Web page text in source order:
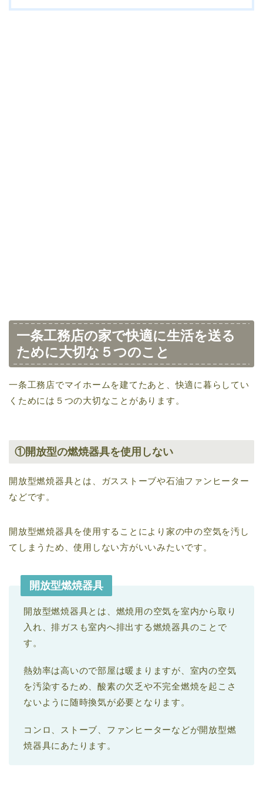
一条工務店の家で快適に生活を送る
ために大切な５つのこと
一条工務店でマイホームを建てたあと、快適に暮らしてい
くためには５つの大切なことがあります。
①開放型の燃焼器具を使用しない
開放型燃焼器具とは、ガスストーブや石油ファンヒーター
などです。
開放型燃焼器具を使用することにより家の中の空気を汚し
てしまうため、使用しない方がいいみたいです。
開放型燃焼器具
開放型燃焼器具とは、燃焼用の空気を室内から取り
入れ、排ガスも室内へ排出する燃焼器具のことで
す。
熱効率は高いので部屋は暖まりますが、室内の空気
を汚染するため、酸素の欠乏や不完全燃焼を起こさ
ないように随時換気が必要となります。
コンロ、ストーブ、ファンヒーターなどが開放型燃
焼器具にあたります。